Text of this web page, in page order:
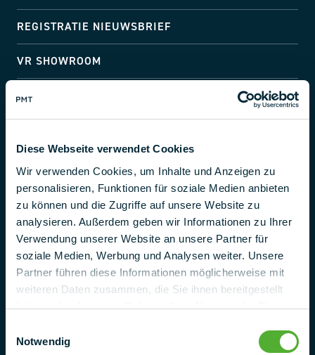
Diese Webseite verwendet Cookies
Wir verwenden Cookies, um Inhalte und Anzeigen zu
personalisieren, Funktionen für soziale Medien anbieten
zu können und die Zugriffe auf unsere Website zu
analysieren. Außerdem geben wir Informationen zu Ihrer
Verwendung unserer Website an unsere Partner für
soziale Medien, Werbung und Analysen weiter. Unsere
Partner führen diese Informationen möglicherweise mit
weiteren Daten zusammen, die Sie ihnen bereitgestellt
haben oder die sie im Rahmen Ihrer Nutzung der Dienste
Notwendig
Duitsland
Telefoon
+ 49 (0) 9225 95500
e-mail
project@pmt.solutions
Neem contact met ons op
REGISTRATIE NIEUWSBRIEF
VR SHOWROOM